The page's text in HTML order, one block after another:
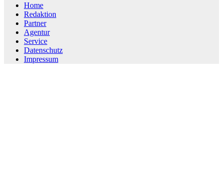
Home
Redaktion
Partner
Agentur
Service
Datenschutz
Impressum